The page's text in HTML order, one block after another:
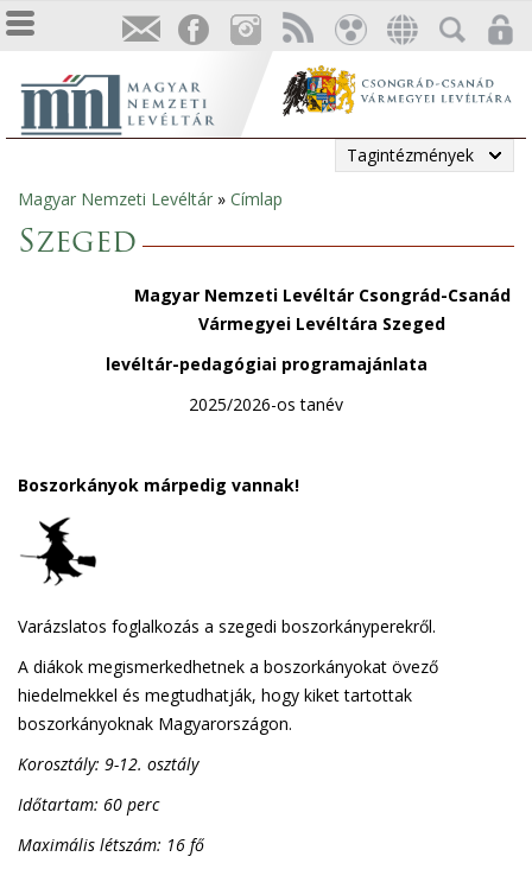
Tagintézmények
Jelenlegi
hely
Magyar Nemzeti Levéltár » Címlap
Szeged
Magyar Nemzeti Levéltár Csongrád-Csanád
Vármegyei Levéltára Szeged
levéltár-pedagógiai programajánlata
2025/2026-os tanév
Boszorkányok márpedig vannak!
Varázslatos foglalkozás a szegedi boszorkányperekről.
A diákok megismerkedhetnek a boszorkányokat övező
hiedelmekkel és megtudhatják, hogy kiket tartottak
boszorkányoknak Magyarországon.
Korosztály: 9-12. osztály
Időtartam: 60 perc
Maximális létszám: 16 fő